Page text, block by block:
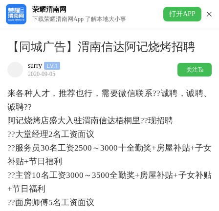
荣耀渭南网
下载荣耀渭南网App 了解本地大小事
打开APP
【同城广告】渭南信达阿记烧烤招聘
surry
2020-09-05
关注Ta
来各种人才，推荐也行，需要微信联系??诚聘，诚聘、
诚聘??
阿记烧烤店盛大入驻渭南信达梧桐里??现招聘
??大堂经理2名工资面议
??服务员30名工资2500～3000十全勤奖+房屋补贴+子女
补贴+节日福利
??主管10名工资3000～3500全勤奖+房屋补贴+子女补贴
+节日福利
??面房师傅5名工资面议